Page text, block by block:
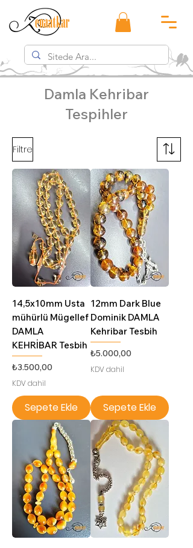
Damla Kehribar
Tespihler
Filtre
14,5x10mm Usta
mühürlü Mügellef
DAMLA
KEHRİBAR Tesbih
Fiyat
₺3.500,00
KDV dahil
Sepete Ekle
12mm Dark Blue
Dominik DAMLA
Kehribar Tesbih
Fiyat
₺5.000,00
KDV dahil
Sepete Ekle